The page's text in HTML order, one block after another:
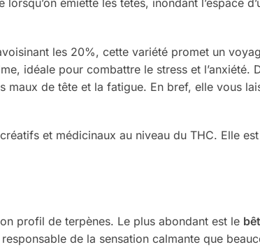
émiette les têtes, inondant l’espace
les 20%, cette variété promet un
idéale pour combattre le stress et l’anxiété.
maux de tête et la fatigue. En bref, elle vous
et médicinaux au niveau du THC. Elle
profil de terpènes. Le plus abondant est le
de la sensation calmante que